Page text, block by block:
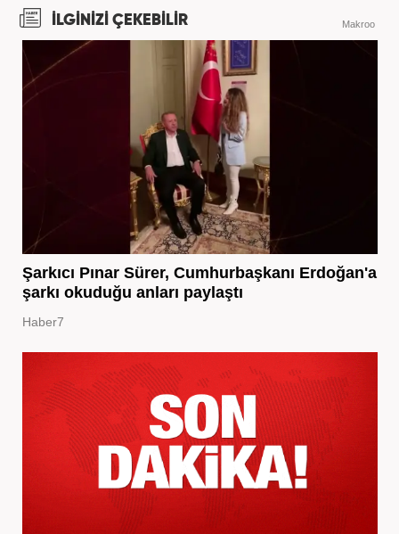
İLGİNİZİ ÇEKEBİLİR Makroo
Şarkıcı Pınar Sürer, Cumhurbaşkanı Erdoğan'a
şarkı okuduğu anları paylaştı
Haber7